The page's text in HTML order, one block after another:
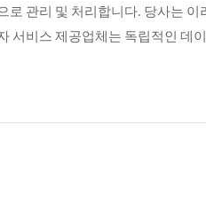
관리 및 처리합니다. 당사는 이
서비스 제공업체는 독립적인 데